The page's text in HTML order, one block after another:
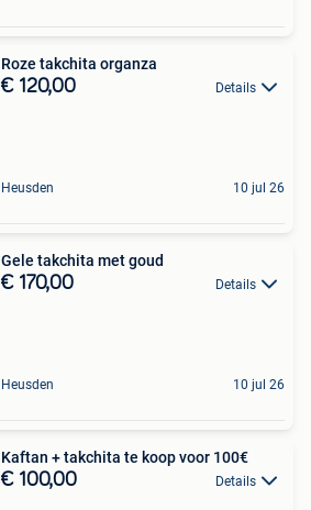
Roze takchita organza
€ 120,00 Details
Heusden 10 jul 26
Gele takchita met goud
€ 170,00 Details
Heusden 10 jul 26
Kaftan + takchita te koop voor 100€
€ 100,00 Details